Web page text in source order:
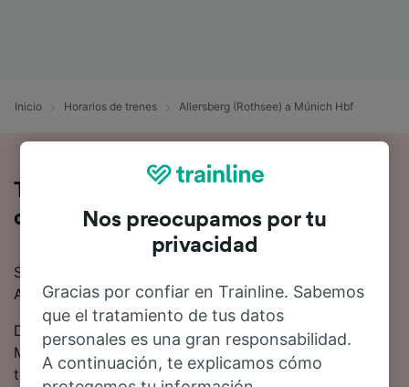
Inicio Horarios de trenes Allersberg (Rothsee) a Múnich Hbf
Toda la información sobre los trenes
de Allersberg (Rothsee) a Múnich Hbf
Si quieres saber más sobre el viaje en tren de
Allersberg (Rothsee) a Múnich Hbf, no busques más.
De media, el viaje en tren de Allersberg (Rothsee) a
Múnich Hbf es de 1 hora 47 minutos. Hasta 41 trenes
trenes salen de Allersberg (Rothsee) a Múnich Hbf
Nos preocupamos por tu
privacidad
Gracias por confiar en Trainline. Sabemos
que el tratamiento de tus datos
personales es una gran responsabilidad.
A continuación, te explicamos cómo